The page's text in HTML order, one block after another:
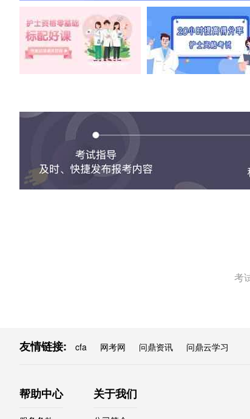
考
友情链接: cfa 网考网 问鼎资讯 问鼎云学习
帮助中心 关于我们